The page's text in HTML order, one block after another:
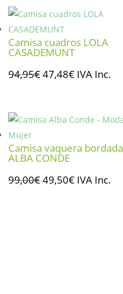
era:
59,00€.
es:
Camisa cuadros LOLA
CASADEMUNT
94,95€El
era:
47,48€El
es:
IVA Inc.
Camisa vaquera bordada
ALBA CONDE
99,00€El
49,50€ElIVA Inc.